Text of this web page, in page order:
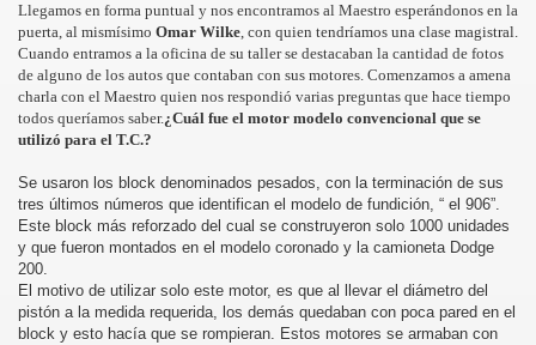
Llegamos en forma puntual y nos encontramos al Maestro esperándonos en la
puerta, al mismísimo Omar Wilke, con quien tendríamos una clase magistral.
Cuando entramos a la oficina de su taller se destacaban la cantidad de fotos
de alguno de los autos que contaban con sus motores. Comenzamos a amena
charla con el Maestro quien nos respondió varias preguntas que hace tiempo
todos queríamos saber.¿Cuál fue el motor modelo convencional que se
utilizó para el T.C.?
Se usaron los block denominados pesados, con la terminación de sus
tres últimos números que identifican el modelo de fundición, “ el 906”.
Este block más reforzado del cual se construyeron solo 1000 unidades
y que fueron montados en el modelo coronado y la camioneta Dodge
200.
El motivo de utilizar solo este motor, es que al llevar el diámetro del
pistón a la medida requerida, los demás quedaban con poca pared en el
block y esto hacía que se rompieran. Estos motores se armaban con